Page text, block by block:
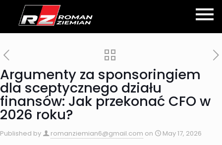
Argumenty za sponsoringiem
dla sceptycznego działu
finansów: Jak przekonać CFO w
2026 roku?
Published by romanziemian6@gmail.com on May 17, 2026